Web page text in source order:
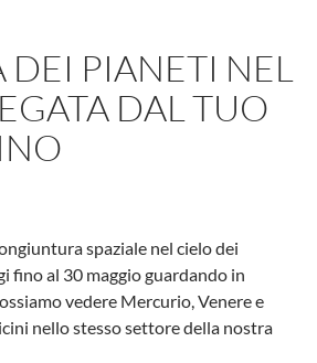
DEI PIANETI NEL
DAL TUO
spaziale nel cielo dei
fino al 30 maggio guardando in
vedere Mercurio, Venere e
nello stesso settore della nostra